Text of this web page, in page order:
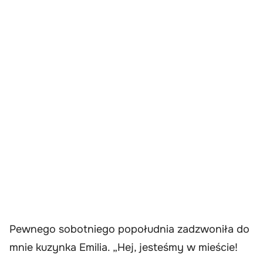
Pewnego sobotniego popołudnia zadzwoniła do
mnie kuzynka Emilia. „Hej, jesteśmy w mieście!